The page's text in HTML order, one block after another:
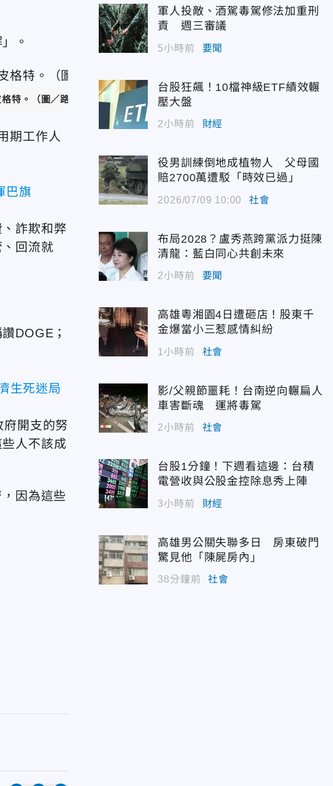
。
特。 （圖／路透社）
期工作人
巴旗
詐欺和弊
回流就
DOGE；
生死迷局
開支的努
人不該成
因為這些
軍人投敵、酒駕毒駕修法加重刑
責 週三審議
5小時前 要聞
台股狂飆！10檔神級ETF績效輾
壓大盤
2小時前 財經
役男訓練倒地成植物人 父母國
賠2700萬遭駁「時效已過」
2026/07/09 10:00 社會
布局2028？盧秀燕跨黨派力挺陳
清龍：藍白同心共創未來
2小時前 要聞
高雄粵湘園4日遭砸店！股東千
金爆當小三惹感情糾紛
1小時前 社會
影/父親節噩耗！台南逆向輾扁人
車害斷魂 運將毒駕
2小時前 社會
台股1分鐘！下週看這邊：台積
電營收與公股金控除息秀上陣
3小時前 財經
高雄男公關失聯多日 房東破門
驚見他「陳屍房內」
38分鐘前 社會